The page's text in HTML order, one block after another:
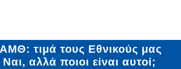
τιμά τους Εθνικούς μας
αλλά ποιοι είναι αυτοί;